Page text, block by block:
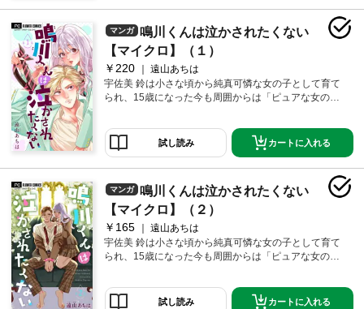
マンガ
鳴川くんは泣かされたくない
【マイクロ】（１）
￥220
遠山あちは
宇佐美 鈴は小さな頃から純真可憐な女の子として育て
られ、15歳になった今も周囲からは「ピュアな女の
つも通りドM男子まんがを堪能していると、同じクラス
の俺様男子・鳴川琉生と鉢合わせてしまい！？ 彼が自
信満々に強気なドS発言をするほど泣かせたくなる！ ぐ
しょぐしょにされて泣かされちゃう姿…きっとかわい
いに決まってる…鳴川くんには…絶対に素質がある―
―!! 純真な攻め女子×強気な受け男子の新時代青春ラ
ブ！！
試し読み カートに入れる
マンガ
鳴川くんは泣かされたくない
【マイクロ】（２）
￥165
遠山あちは
宇佐美 鈴は小さな頃から純真可憐な女の子として育て
られ、15歳になった今も周囲からは「ピュアな女の
つも通りドM男子まんがを堪能していると、同じクラス
試し読み カートに入れる